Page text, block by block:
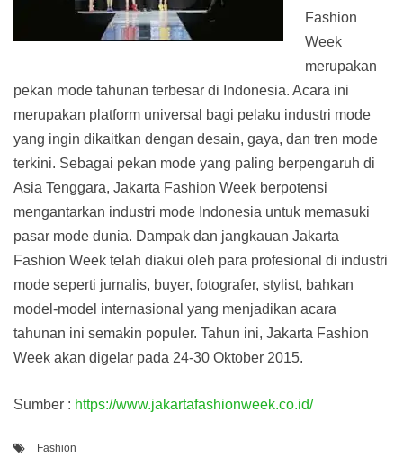
Fashion
Week
merupakan
pekan mode tahunan terbesar di Indonesia. Acara ini
merupakan platform universal bagi pelaku industri mode
yang ingin dikaitkan dengan desain, gaya, dan tren mode
terkini. Sebagai pekan mode yang paling berpengaruh di
Asia Tenggara, Jakarta Fashion Week berpotensi
mengantarkan industri mode Indonesia untuk memasuki
pasar mode dunia. Dampak dan jangkauan Jakarta
Fashion Week telah diakui oleh para profesional di industri
mode seperti jurnalis, buyer, fotografer, stylist, bahkan
model-model internasional yang menjadikan acara
tahunan ini semakin populer. Tahun ini, Jakarta Fashion
Week akan digelar pada 24-30 Oktober 2015.
Sumber : https://www.jakartafashionweek.co.id/
Fashion